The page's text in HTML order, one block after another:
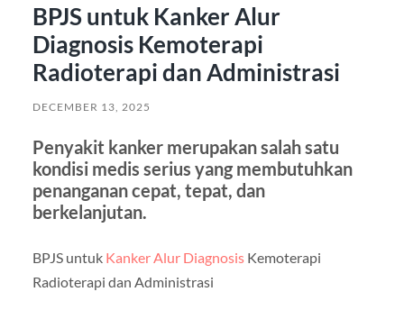
BPJS untuk Kanker Alur
Diagnosis Kemoterapi
Radioterapi dan Administrasi
DECEMBER 13, 2025
Penyakit kanker merupakan salah satu
kondisi medis serius yang membutuhkan
penanganan cepat, tepat, dan
berkelanjutan.
BPJS untuk Kanker Alur DiagnosisKemoterapi
Radioterapi dan Administrasi